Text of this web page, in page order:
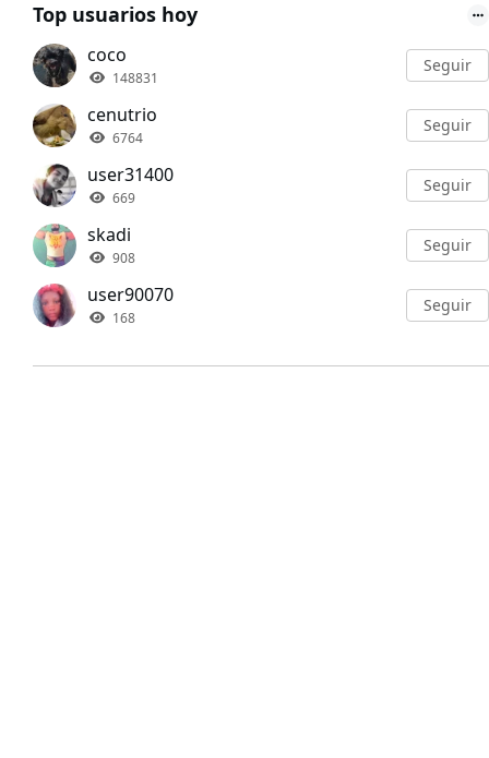
Top usuarios hoy
coco
148831
Seguir
cenutrio
6764
Seguir
user31400
669
Seguir
skadi
908
Seguir
user90070
168
Seguir